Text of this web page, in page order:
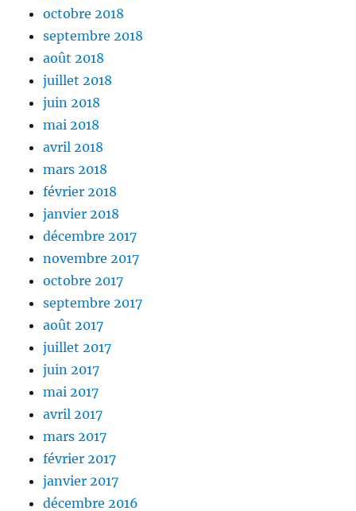
octobre 2018
septembre 2018
août 2018
juillet 2018
juin 2018
mai 2018
avril 2018
mars 2018
février 2018
janvier 2018
décembre 2017
novembre 2017
octobre 2017
septembre 2017
août 2017
juillet 2017
juin 2017
mai 2017
avril 2017
mars 2017
février 2017
janvier 2017
décembre 2016